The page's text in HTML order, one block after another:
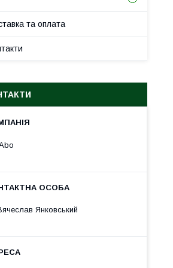
та оплата
Янковський